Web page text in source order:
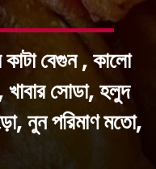
বেগুন , কালো
সোডা, হলুদ
নুন পরিমাণ মতো,